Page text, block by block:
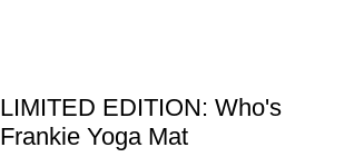
LIMITED EDITION: Who's
Frankie Yoga Mat